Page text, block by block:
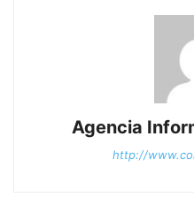
Agencia
http://